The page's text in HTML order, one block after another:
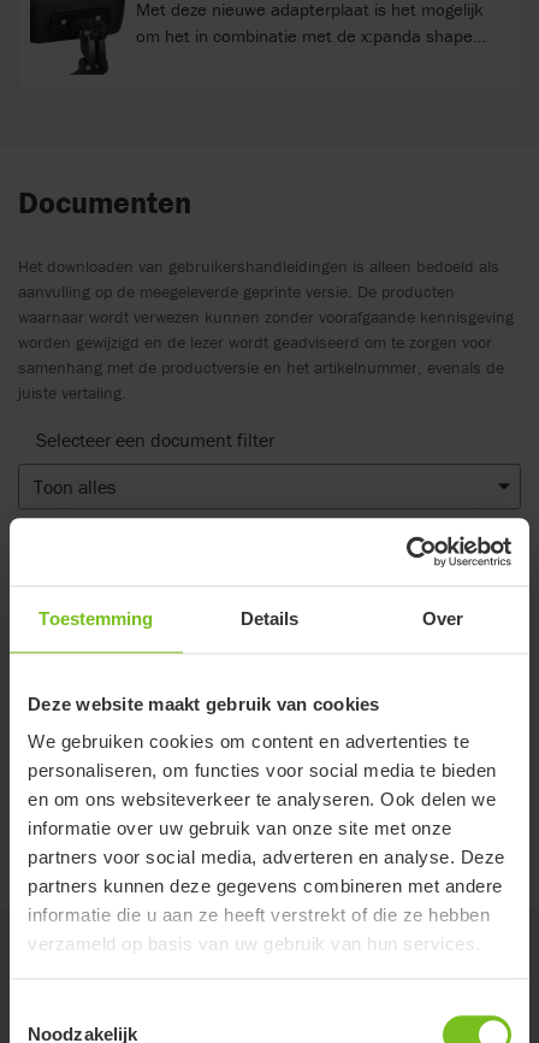
Toestemming Details Over
Deze website maakt gebruik van cookies
We gebruiken cookies om content en advertenties te
personaliseren, om functies voor social media te bieden
en om ons websiteverkeer te analyseren. Ook delen we
informatie over uw gebruik van onze site met onze
partners voor social media, adverteren en analyse. Deze
partners kunnen deze gegevens combineren met andere
informatie die u aan ze heeft verstrekt of die ze hebben
verzameld op basis van uw gebruik van hun services.
Noodzakelijk
Met deze nieuwe adapterplaat is het mogelijk
om het in combinatie met de x:panda shape
Documenten
Het downloaden van gebruikershandleidingen is alleen bedoeld als
aanvulling op de meegeleverde geprinte versie. De producten
waarnaar wordt verwezen kunnen zonder voorafgaande kennisgeving
worden gewijzigd en de lezer wordt geadviseerd om te zorgen voor
samenhang met de productversie en het artikelnummer, evenals de
juiste vertaling.
Selecteer een document filter
Toon alles
3-punts bevestigingssysteem -
Swan hoofdsteun-systeem - 9996099000
Prijslijst
Prijslijst Hoofdsteunen
Gerelateerde producten